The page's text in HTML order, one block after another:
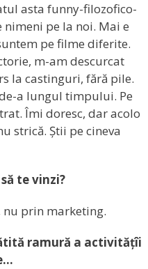
asta funny-filozofico-
pe la noi. Mai e
pe filme diferite.
m-am descurcat
la castinguri, fără pile.
a lungul timpului. Pe
Îmi doresc, dar acolo
strică. Știi pe cineva
te vinzi?
nu prin marketing.
ramură a activitățîi